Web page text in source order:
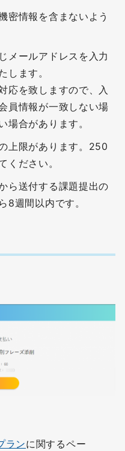
密情報を含まないよう
メールアドレスを入力
します。
応を致しますので、入
員情報が一致しない場
場合があります。
上限があります。250
ください。
ら送付する課題提出の
8週間以内です。
ランに関するペー